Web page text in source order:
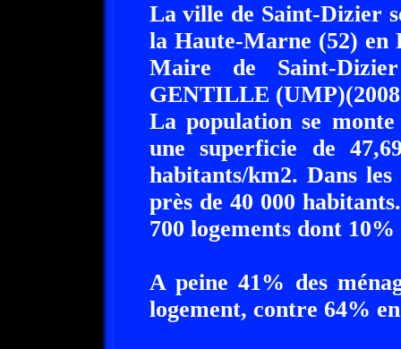
La ville de Saint-Dizier
la Haute-Marne (52) en
Maire de Saint-
GENTILLE
La population se
une superficie de
habitants/km2. Dans
près de 40 000
700 logements dont
A peine 41% des
logement, contre 64%